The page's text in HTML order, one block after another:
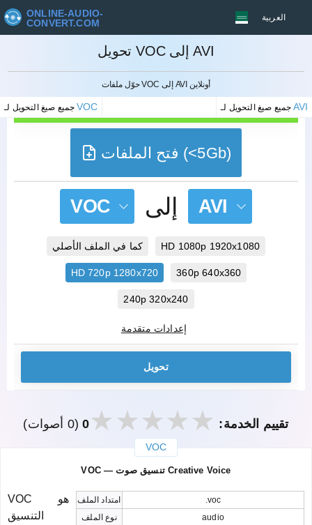
ONLINE-AUDIO-
CONVERT.COM
العربية
تحويل VOC إلى AVI
حوّل ملفات VOC إلى AVI أونلاين
جميع صيغ التحويل لـVOC جميع صيغ التحويل لـAVI
إلغاء
فتح الملفات (<5Gb)
VOC إلى AVI
كما في الملف الأصلي HD 1080p 1920x1080
HD 720p 1280x720 360p 640x360
240p 320x240
إعدادات متقدمة
تحويل
تقييم الخدمة: 0(0 أصوات)
VOC
VOC — تنسيق صوت Creative Voice
امتداد الملف
.voc
نوع الملف
audio
VOC هو
التنسيق